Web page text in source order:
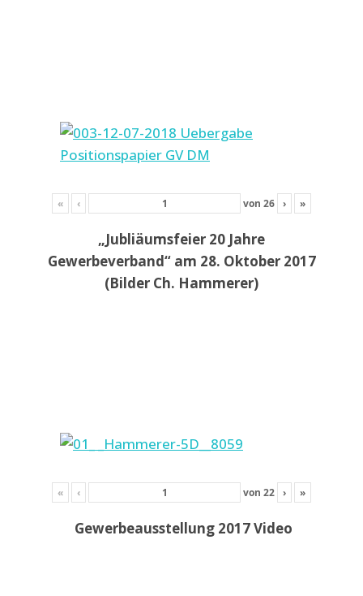
« ‹ von 26 › »
„Jubliäumsfeier 20 Jahre
Gewerbeverband“ am 28. Oktober 2017
(Bilder Ch. Hammerer)
« ‹ von 22 › »
Gewerbeausstellung 2017 Video